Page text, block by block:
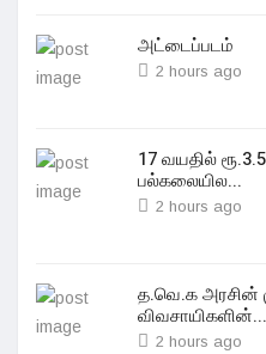
அட்டைப்படம்
2 hours ago
17 வயதில்
பல்கலையில...
2 hours ago
த.வெ.க அரசின்
விவசாயிகளின்...
2 hours ago